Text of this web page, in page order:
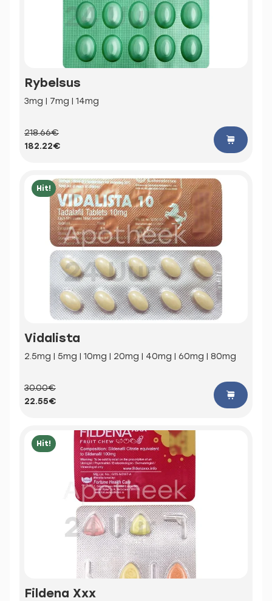
Rybelsus
3mg | 7mg | 14mg
218.66€
182.22€
Hit!
Vidalista
2.5mg | 5mg | 10mg | 20mg | 40mg | 60mg | 80mg
30.00€
22.55€
Hit!
Fildena Xxx